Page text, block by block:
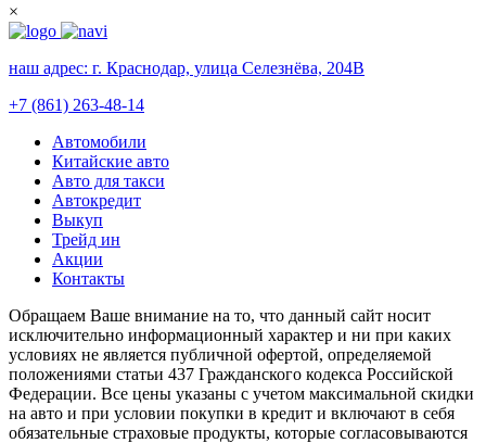
×
наш адрес: г. Краснодар, улица Селезнёва, 204В
+7 (861) 263-48-14
Автомобили
Китайские авто
Авто для такси
Автокредит
Выкуп
Трейд ин
Акции
Контакты
Обращаем Ваше внимание на то, что данный сайт носит
исключительно информационный характер и ни при каких
условиях не является публичной офертой, определяемой
положениями статьи 437 Гражданского кодекса Российской
Федерации. Все цены указаны с учетом максимальной скидки
на авто и при условии покупки в кредит и включают в себя
обязательные страховые продукты, которые согласовываются